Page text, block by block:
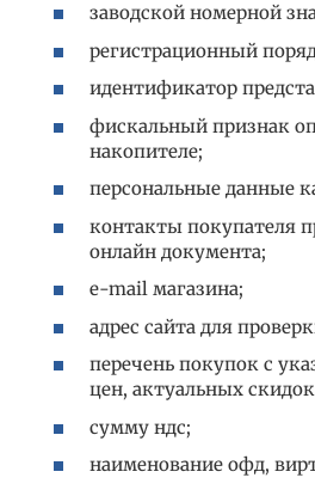
заводской номерной
регистрационный
идентификатор
фискальный признак
накопителе;
персональные данные
контакты покупателя
онлайн документа;
e-mail магазина;
адрес сайта для
перечень покупок с
цен, актуальных
сумму ндс;
наименование офд,